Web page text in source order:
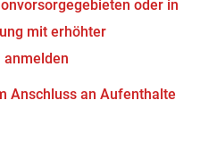
oder in
mit erhöhter
anmelden
Anschluss an Aufenthalte